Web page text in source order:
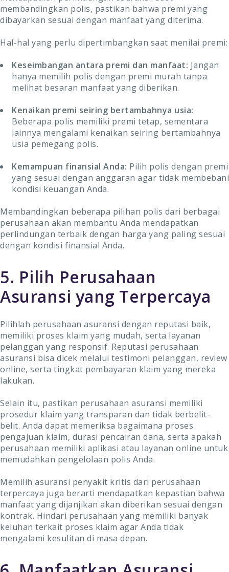
membandingkan polis, pastikan bahwa premi yang
dibayarkan sesuai dengan manfaat yang diterima.
Hal-hal yang perlu dipertimbangkan saat menilai premi:
Keseimbangan antara premi dan manfaat: Jangan
hanya memilih polis dengan premi murah tanpa
melihat besaran manfaat yang diberikan.
Kenaikan premi seiring bertambahnya usia:
Beberapa polis memiliki premi tetap, sementara
lainnya mengalami kenaikan seiring bertambahnya
usia pemegang polis.
Kemampuan finansial Anda: Pilih polis dengan premi
yang sesuai dengan anggaran agar tidak membebani
kondisi keuangan Anda.
Membandingkan beberapa pilihan polis dari berbagai
perusahaan akan membantu Anda mendapatkan
perlindungan terbaik dengan harga yang paling sesuai
dengan kondisi finansial Anda.
5. Pilih Perusahaan
Asuransi yang Terpercaya
Pilihlah perusahaan asuransi dengan reputasi baik,
memiliki proses klaim yang mudah, serta layanan
pelanggan yang responsif. Reputasi perusahaan
asuransi bisa dicek melalui testimoni pelanggan, review
online, serta tingkat pembayaran klaim yang mereka
lakukan.
Selain itu, pastikan perusahaan asuransi memiliki
prosedur klaim yang transparan dan tidak berbelit-
belit. Anda dapat memeriksa bagaimana proses
pengajuan klaim, durasi pencairan dana, serta apakah
perusahaan memiliki aplikasi atau layanan online untuk
memudahkan pengelolaan polis Anda.
Memilih asuransi penyakit kritis dari perusahaan
terpercaya juga berarti mendapatkan kepastian bahwa
manfaat yang dijanjikan akan diberikan sesuai dengan
kontrak. Hindari perusahaan yang memiliki banyak
keluhan terkait proses klaim agar Anda tidak
mengalami kesulitan di masa depan.